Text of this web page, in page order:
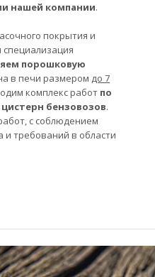
нашей компании.
покрытия и
порошковую
в печи размером до 7
комплекс работ по
бензовозов.
с соблюдением
и требований в области